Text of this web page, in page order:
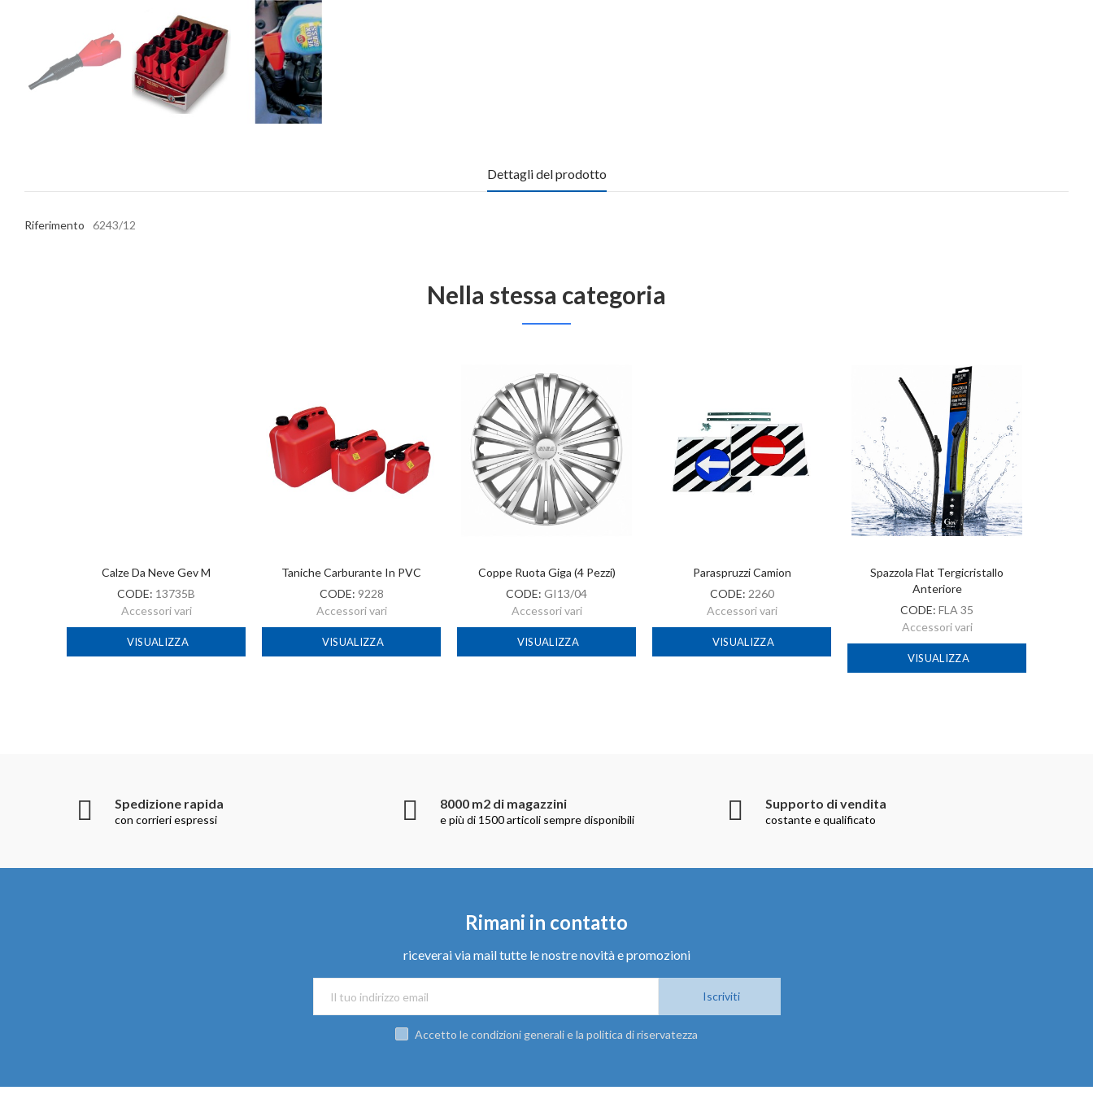
Dettagli del prodotto
Riferimento 6243/12
Nella stessa categoria
Calze Da Neve Gev M
CODE: 13735B
Accessori vari
VISUALIZZA
Taniche Carburante In PVC
CODE: 9228
Accessori vari
VISUALIZZA
Coppe Ruota Giga (4 Pezzi)
CODE: GI13/04
Accessori vari
VISUALIZZA
Paraspruzzi Camion
CODE: 2260
Accessori vari
VISUALIZZA
Spazzola Flat Tergicristallo
Anteriore
CODE: FLA 35
Accessori vari
VISUALIZZA
Spedizione rapida
con corrieri espressi
8000 m2 di magazzini
e più di 1500 articoli sempre disponibili
Supporto di vendita
costante e qualificato
Rimani in contatto
riceverai via mail tutte le nostre novità e promozioni
Iscriviti
Accetto le condizioni generali e la politica di riservatezza